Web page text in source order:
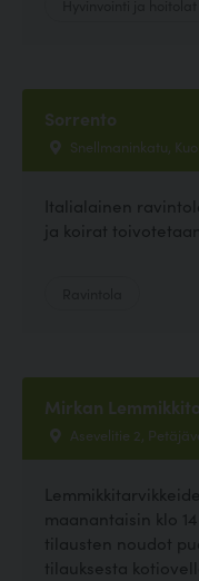
Sorrento
Snellmaninkatu,
Italialainen
ja koirat
Mirkan
Asevelitie 2,
maanantaisin klo
tilausten noudot
tilauksesta